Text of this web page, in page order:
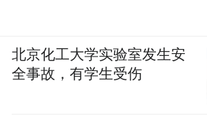
北京化工大学实验室发生安
全事故，有学生受伤